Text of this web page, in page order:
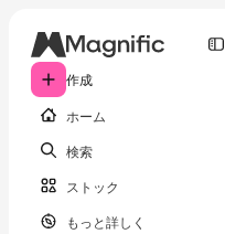
作成
ホーム
検索
ストック
もっと詳しく